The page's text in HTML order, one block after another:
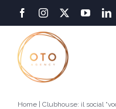
Salta
al
contenuto
Home| Clubhouse: il social